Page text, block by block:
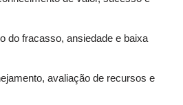
do fracasso, ansiedade e baixa
avaliação de recursos e